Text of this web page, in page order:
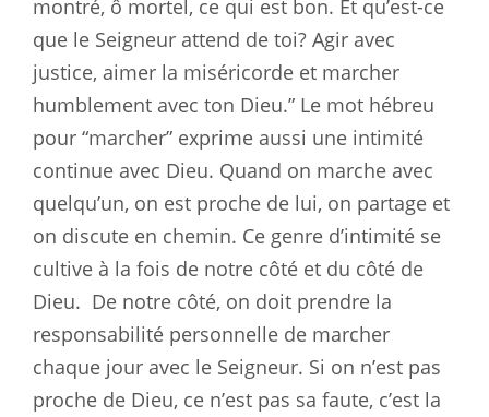
montré, ô mortel, ce qui est bon. Et qu’est-ce
que le Seigneur attend de toi? Agir avec
justice, aimer la miséricorde et marcher
humblement avec ton Dieu.” Le mot hébreu
pour “marcher” exprime aussi une intimité
continue avec Dieu. Quand on marche avec
quelqu’un, on est proche de lui, on partage et
on discute en chemin. Ce genre d’intimité se
cultive à la fois de notre côté et du côté de
Dieu. De notre côté, on doit prendre la
responsabilité personnelle de marcher
chaque jour avec le Seigneur. Si on n’est pas
proche de Dieu, ce n’est pas sa faute, c’est la